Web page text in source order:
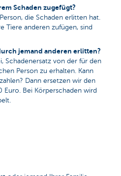
Schaden zugefügt?
die Schaden erlitten hat.
Tiere anderen zufügen, sind
jemand anderen erlitten?
Schadenersatz von der für den
Person zu erhalten. Kann
Dann ersetzen wir den
Euro. Bei Körperschaden wird